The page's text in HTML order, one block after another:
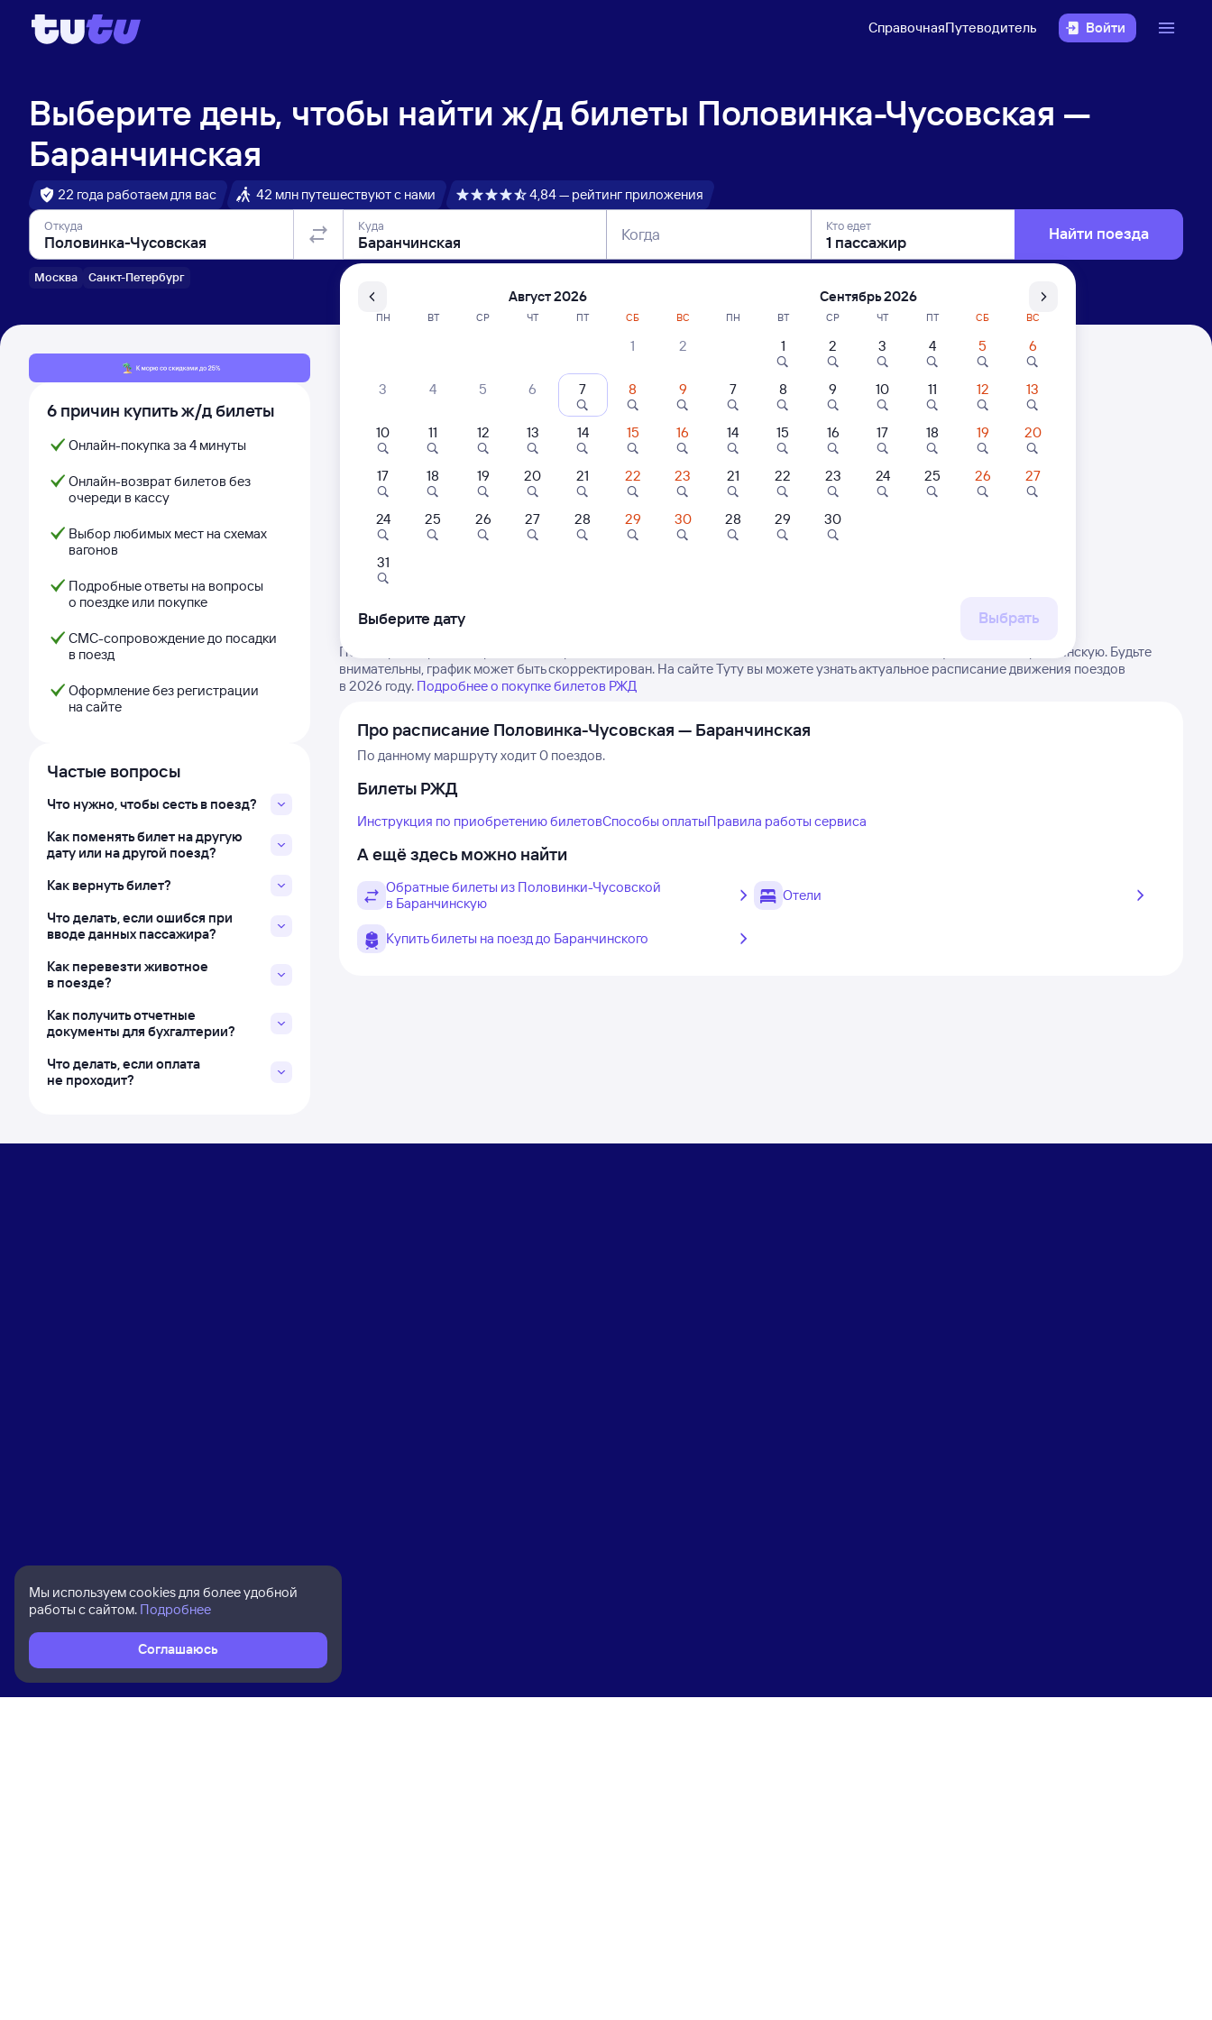
СправочнаяПутеводитель Войти
Выберите день, чтобы найти ж/д билеты Половинка-Чусовская —
Баранчинская
22 года работаем для вас 42 млн путешествуют с нами 4,84 — рейтинг приложения
Откуда
Москва Санкт-Петербург
Куда Когда Кто едет Найти поезда
6 причин купить ж/д билеты
Онлайн-покупка за 4 минуты
Онлайн-возврат билетов без
очереди в кассу
Выбор любимых мест на схемах
вагонов
Подробные ответы на вопросы
о поездке или покупке
СМС-сопровождение до посадки
в поезд
Оформление без регистрации
на сайте
Частые вопросы
Что нужно, чтобы сесть в поезд?
Как поменять билет на другую
дату или на другой поезд?
Как вернуть билет?
Что делать, если ошибся при
вводе данных пассажира?
Как перевезти животное
в поезде?
Как получить отчетные
документы для бухгалтерии?
Что делать, если оплата
не проходит?
Расписание поездов Половинка-Чусовская — Баранчинская
Нет рейсов по этому маршруту
Посмотрите время отправления и прибытия поездов дальнего следования РЖД из Половинки-Чусовской в Баранчинскую. Будьте
внимательны, график может быть скорректирован. На сайте Туту вы можете узнать актуальное расписание движения поездов
в 2026 году. Подробнее о покупке билетов РЖД
Про расписание Половинка-Чусовская — Баранчинская
По данному маршруту ходит 0 поездов.
Билеты РЖД
Инструкция по приобретению билетовСпособы оплатыПравила работы сервиса
А ещё здесь можно найти
Обратные билеты из Половинки-Чусовской
в Баранчинскую
Отели
Купить билеты на поезд до Баранчинского
Мы используем cookies для более удобной
работы с сайтом. Подробнее
Соглашаюсь
Август 2026
ПН ВТ СР ЧТ ПТ СБ ВС
1 2
3 4 5 6 7 8 9
10 11 12 13 14 15 16
17 18 19 20 21 22 23
24 25 26 27 28 29 30
31
Сентябрь 2026
ПН ВТ СР ЧТ ПТ СБ ВС
1 2 3 4 5 6
7 8 9 10 11 12 13
14 15 16 17 18 19 20
21 22 23 24 25 26 27
28 29 30
Выберите дату Выбрать